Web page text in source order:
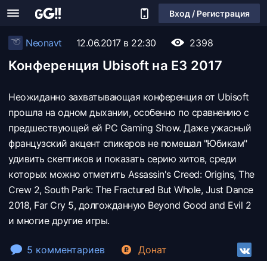
Вход / Регистрация
Neonavt 12.06.2017 в 22:30 2398
Конференция Ubisoft на E3 2017
Неожиданно захватывающая конференция от Ubisoft
прошла на одном дыхании, особенно по сравнению с
предшествующей ей PC Gaming Show. Даже ужасный
французский акцент спикеров не помешал "Юбикам"
удивить скептиков и показать серию хитов, среди
которых можно отметить Assassin's Creed: Origins, The
Crew 2, South Park: The Fractured But Whole, Just Dance
2018, Far Cry 5, долгожданную Beyond Good and Evil 2
и многие другие игры.
5 комментариев Донат